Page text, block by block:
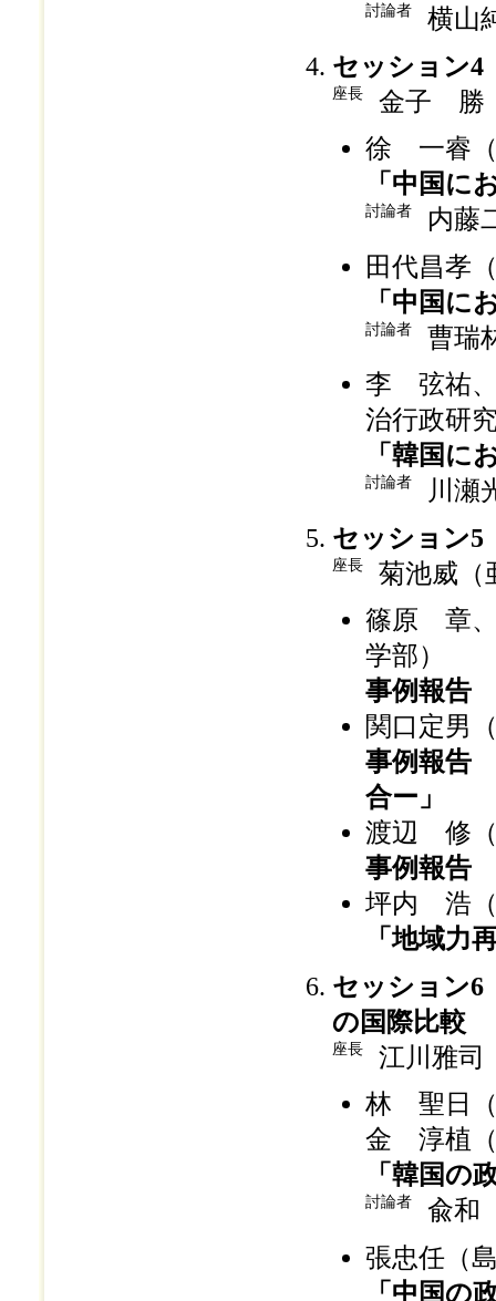
討論者
横山
セッション
座長
金子 勝
徐 一睿（
「中国に
討論者
内藤
田代昌孝
「中国に
討論者
曹瑞
李 弦祐
治行政研
「韓国に
討論者
川瀬
セッション5
座長
菊池威（
篠原 章、
学部）
事例報告
関口定男
事例報告
合ー」
渡辺 修（
事例報告
坪内 浩（
「地域力
セッション
の国際比較
座長
江川雅司
林 聖日（
金 淳植（
「韓国の
討論者
兪和
張忠任（
「中国の